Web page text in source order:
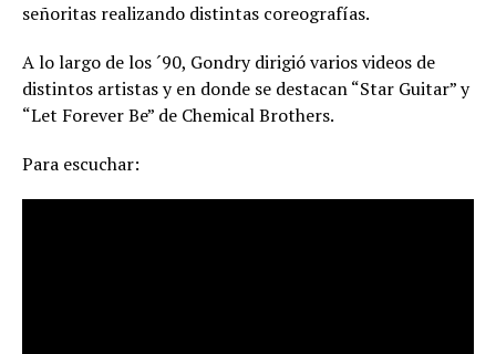
señoritas realizando distintas coreografías.
A lo largo de los ´90, Gondry dirigió varios videos de
distintos artistas y en donde se destacan “Star Guitar” y
“Let Forever Be” de Chemical Brothers.
Para escuchar: